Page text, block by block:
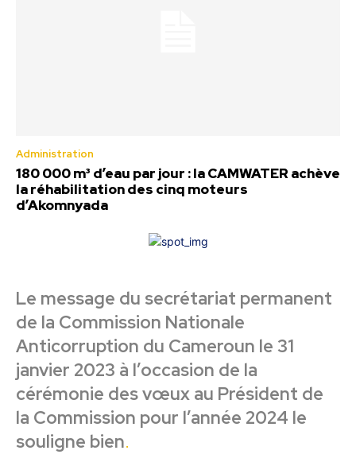
Administration
180 000 m³ d’eau par jour : la CAMWATER achève
la réhabilitation des cinq moteurs
d’Akomnyada
Le message du secrétariat permanent
de la Commission Nationale
Anticorruption du Cameroun le 31
janvier 2023 à l’occasion de la
cérémonie des vœux au Président de
la Commission pour l’année 2024 le
souligne bien.